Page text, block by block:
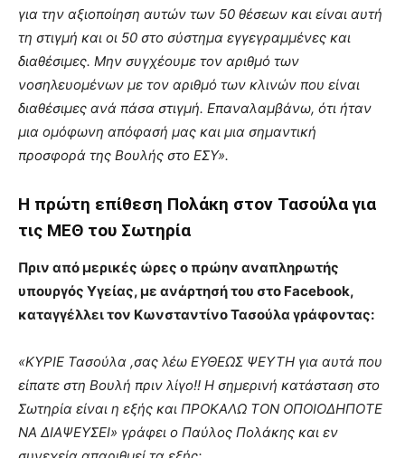
για την αξιοποίηση αυτών των 50 θέσεων και είναι αυτή
τη στιγμή και οι 50 στο σύστημα εγγεγραμμένες και
διαθέσιμες. Μην συγχέουμε τον αριθμό των
νοσηλευομένων με τον αριθμό των κλινών που είναι
διαθέσιμες ανά πάσα στιγμή. Επαναλαμβάνω, ότι ήταν
μια ομόφωνη απόφασή μας και μια σημαντική
προσφορά της Βουλής στο ΕΣΥ».
Η πρώτη επίθεση Πολάκη στον Τασούλα για
τις ΜΕΘ του Σωτηρία
Πριν από μερικές ώρες ο πρώην αναπληρωτής
υπουργός Υγείας, με ανάρτησή του στο Facebook,
καταγγέλλει τον Κωνσταντίνο Τασούλα γράφοντας:
«ΚΥΡΙΕ Τασούλα ,σας λέω ΕΥΘΕΩΣ ΨΕΥΤΗ για αυτά που
είπατε στη Βουλή πριν λίγο!! Η σημερινή κατάσταση στο
Σωτηρία είναι η εξής και ΠΡΟΚΑΛΩ ΤΟΝ ΟΠΟΙΟΔΗΠΟΤΕ
ΝΑ ΔΙΑΨΕΥΣΕΙ» γράφει ο Παύλος Πολάκης και εν